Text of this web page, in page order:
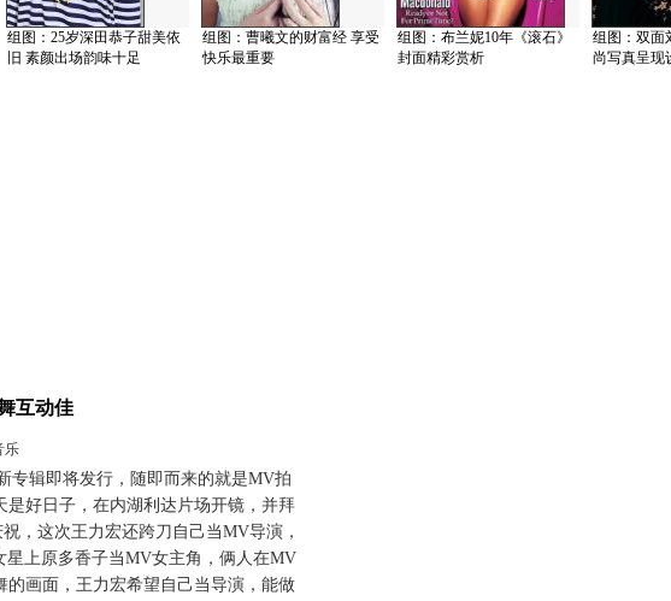
组图：25岁深田恭子甜美依
旧 素颜出场韵味十足
组图：曹曦文的财富经 享受
快乐最重要
组图：布兰妮10年《滚石》
封面精彩赏析
组图：双面
尚写真呈现
互动佳
乐
辑即将发行，随即而来的就是MV拍
是好日子，在内湖利达片场开镜，并拜
，这次王力宏还跨刀自己当MV导演，
星上原多香子当MV女主角，俩人在MV
的画面，王力宏希望自己当导演，能做